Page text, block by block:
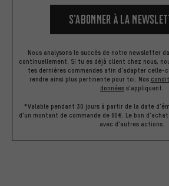
S’abonner à la
Nous analysons le succès de notre newsletter
continuellement. Si tu es déjà client chez nous,
tes dernières commandes afin d'adapter
rendre ainsi plus pertinente pour toi. Nos
données s'appliquent.
*Valable pendant 30 jours à partir de la date
d'un montant de commande de 60€. Le bon
avec d'autres actions.